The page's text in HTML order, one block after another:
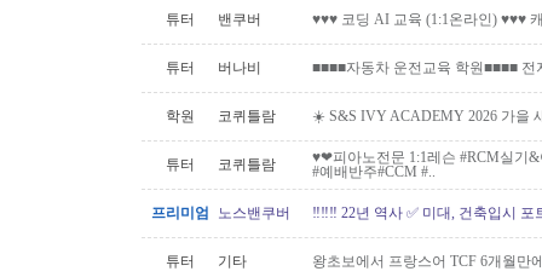
튜터 밴쿠버 ♥♥♥ 코딩 AI 교육 (1:1온라인) ♥♥♥
튜터 버나비 ■■■■자동차 운전교육 학원■■■■ 전
학원 코퀴틀람 ☀️ S&S IVY ACADEMY 2026 가을
튜터 코퀴틀람
♥️❤피아노전문 1:1레슨 #RCM실기
#예배반주#CCM #..
프리미엄 노스밴쿠버 ‼️‼️‼️ 22년 역사 ✅ 미대, 건축입시 포
튜터 기타 왕초보에서 프랑스어 TCF 6개월만